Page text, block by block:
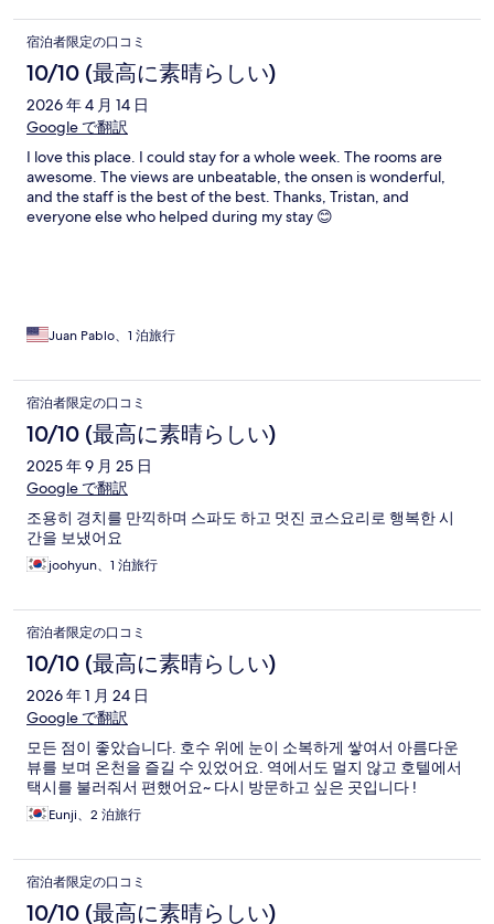
宿泊者限定の口コミ
10/10 (最高に素晴らしい)
2026 年 4 月 14 日
Google で翻訳
I love this place. I could stay for a whole week. The rooms are
awesome. The views are unbeatable, the onsen is wonderful,
and the staff is the best of the best. Thanks, Tristan, and
everyone else who helped during my stay 😊
Juan Pablo、1 泊旅行
宿泊者限定の口コミ
10/10 (最高に素晴らしい)
2025 年 9 月 25 日
Google で翻訳
조용히 경치를 만끽하며 스파도 하고 멋진 코스요리로 행복한 시
간을 보냈어요
joohyun、1 泊旅行
宿泊者限定の口コミ
10/10 (最高に素晴らしい)
2026 年 1 月 24 日
Google で翻訳
모든 점이 좋았습니다. 호수 위에 눈이 소복하게 쌓여서 아름다운
뷰를 보며 온천을 즐길 수 있었어요. 역에서도 멀지 않고 호텔에서
택시를 불러줘서 편했어요~ 다시 방문하고 싶은 곳입니다 !
Eunji、2 泊旅行
宿泊者限定の口コミ
10/10 (最高に素晴らしい)